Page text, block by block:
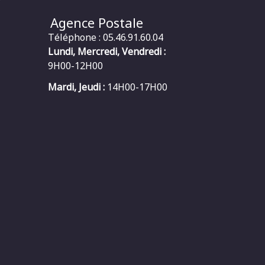
Agence Postale
Téléphone : 05.46.91.60.04
Lundi, Mercredi, Vendredi :
9H00-12H00
Mardi, Jeudi : 14H00-17H00